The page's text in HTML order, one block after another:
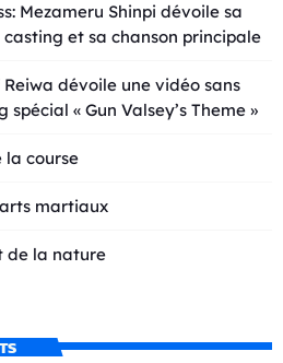
Mezameru Shinpi dévoile sa
et sa chanson principale
Reiwa dévoile une vidéo sans
« Gun Valsey’s Theme »
la course
martiaux
de la nature